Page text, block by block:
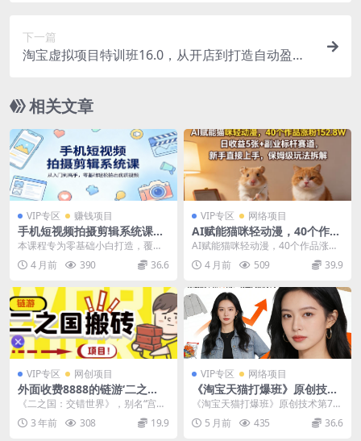
下一篇
淘宝虚拟项目特训班16.0，从开店到打造自动盈利
相关文章
VIP专区 赚钱项目
手机短视频拍摄剪辑系统课：
从入门到高手，零基础轻松拍
出优质视频
本课程专为零基础小白打造，覆盖
手机短视频拍摄与剪辑全流程。课
程包含稳定器调平、各...
4 月前 390 36.6
VIP专区 网络项目
AI赋能猫咪轻动漫，40个作品
涨粉152.8W，日收益5张+副
业标杆赛道，新手直接上手，
保姆级玩法拆解
AI赋能猫咪轻动漫，40个作品涨粉
152.8W，日收益5张+副业标杆赛
道，新手直...
4 月前 509 39.9
VIP专区 网创项目
外面收费8888的链游‘二之
国’搬砖项目，20开日收益400
【详细操作教程】
《二之国：交错世界》，别名“宫崎
骏版传奇” 目前搬砖圈子NO1，没有
什么号吹嘘的...
3 年前 308 19.9
VIP专区 网络项目
《淘宝天猫打爆班》原创技术
第79期：明星同款方向
《淘宝天猫打爆班》原创技术第79
期：明星同款方向 想要在红海赛道
站稳脚跟，靠的不...
5 月前 435 36.6